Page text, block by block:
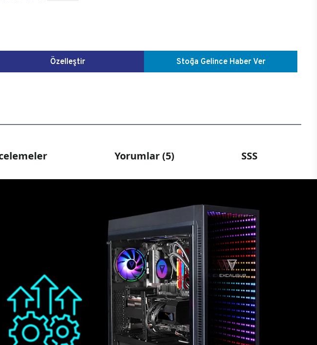
Özelleştir Stoğa Gelince Haber Ver
Yorumlar (5) SSS